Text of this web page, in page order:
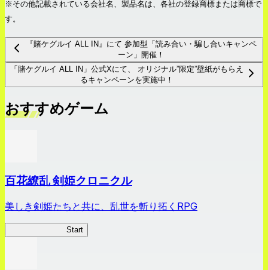
※その他記載されている会社名、製品名は、各社の登録商標または商標で
す。
『賭ケグルイ ALL IN』にて 参加型「読み合い・騙し合いキャンペ
ーン」開催！
「賭ケグルイ ALL IN」公式Xにて、 オリジナル”限定”壁紙がもらえ
るキャンペーンを実施中！
おすすめゲーム
百花繚乱 剣姫クロニクル
美しき剣姫たちと共に、乱世を斬り拓くRPG
Start